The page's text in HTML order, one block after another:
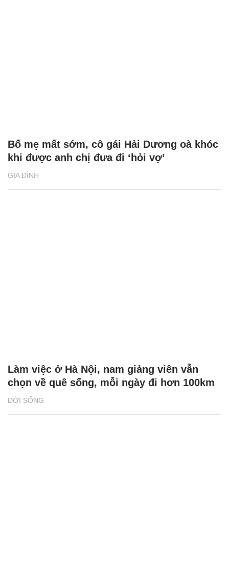
GIA ĐÌNH
Bố mẹ mất sớm, cô gái Hải Dương oà khóc
khi được anh chị đưa đi ‘hỏi vợ’
ĐỜI SỐNG
Làm việc ở Hà Nội, nam giảng viên vẫn
chọn về quê sống, mỗi ngày đi hơn 100km